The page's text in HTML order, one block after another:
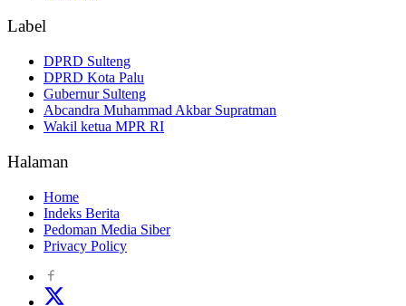
Label
DPRD Sulteng
DPRD Kota Palu
Gubernur Sulteng
Abcandra Muhammad Akbar Supratman
Wakil ketua MPR RI
Halaman
Home
Indeks Berita
Pedoman Media Siber
Privacy Policy